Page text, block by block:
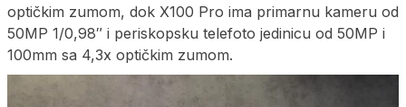
optičkim zumom, dok X100 Pro ima primarnu kameru od
50MP 1/0,98″ i periskopsku telefoto jedinicu od 50MP i
100mm sa 4,3x optičkim zumom.